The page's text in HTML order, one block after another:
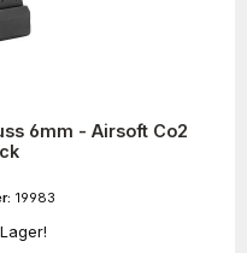
6mm - Airsoft Co2
19983